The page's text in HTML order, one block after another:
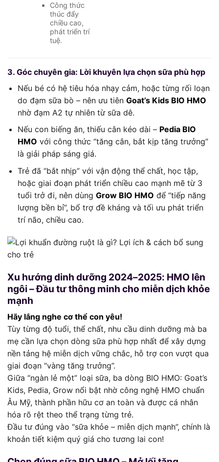
Công thức
thúc đẩy
chiều cao,
phát triển trí
tuệ.
3. Góc chuyên gia: Lời khuyên lựa chọn sữa phù hợp
Nếu bé có hệ tiêu hóa nhạy cảm, hoặc từng rối loạn
do đạm sữa bò – nên ưu tiên Goat’s Kids BIO HMO
nhờ đạm A2 tự nhiên từ sữa dê.
Nếu con biếng ăn, thiếu cân kéo dài – Pedia BIO
HMO với công thức “tăng cân, bắt kịp tăng trưởng”
là giải pháp sáng giá.
Trẻ đã “bắt nhịp” với vận động thể chất, học tập,
hoặc giai đoạn phát triển chiều cao mạnh mẽ từ 3
tuổi trở đi, nên dùng Grow BIO HMO để “tiếp năng
lượng bền bỉ”, bổ trợ đề kháng và tối ưu phát triển
trí não, chiều cao.
Xu hướng dinh dưỡng 2024–2025: HMO lên
ngôi – Đầu tư thông minh cho miễn dịch khỏe
mạnh
Hãy lắng nghe cơ thể con yêu!
Tùy từng độ tuổi, thể chất, nhu cầu dinh dưỡng mà ba
mẹ cần lựa chọn dòng sữa phù hợp nhất để xây dựng
nền tảng hệ miễn dịch vững chắc, hỗ trợ con vượt qua
giai đoạn “vàng tăng trưởng”.
Giữa “ngàn lẻ một” loại sữa, ba dòng BIO HMO: Goat’s
Kids, Pedia, Grow nổi bật nhờ công nghệ HMO chuẩn
Âu Mỹ, thành phần hữu cơ an toàn và được cá nhân
hóa rõ rệt theo thể trạng từng trẻ.
Đầu tư đúng vào “sữa khỏe – miễn dịch mạnh”, chính là
khoản tiết kiệm quý giá cho tương lai con!